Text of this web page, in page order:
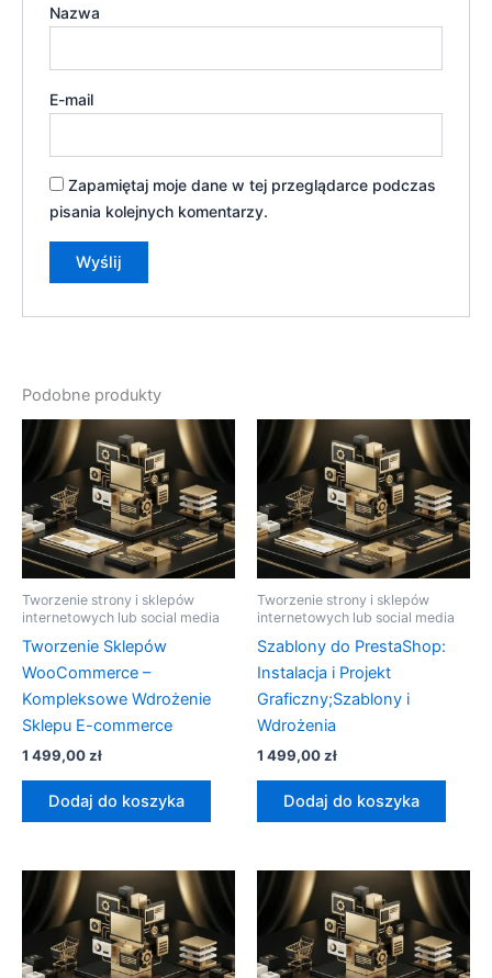
Nazwa
E-mail
Zapamiętaj moje dane w tej przeglądarce podczas
pisania kolejnych komentarzy.
Podobne produkty
Tworzenie strony i sklepów
internetowych lub social media
Tworzenie Sklepów
WooCommerce –
Kompleksowe Wdrożenie
Sklepu E-commerce
1 499,00zł
Dodaj do koszyka
Tworzenie strony i sklepów
internetowych lub social media
Szablony do PrestaShop:
Instalacja i Projekt
Graficzny;Szablony i
Wdrożenia
1 499,00zł
Dodaj do koszyka